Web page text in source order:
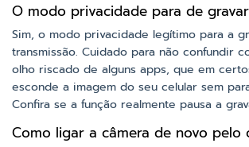
O modo privacidade para de
Sim, o modo privacidade legítimo para a
transmissão. Cuidado para não confundir
olho riscado de alguns apps, que em
esconde a imagem do seu celular sem
Confira se a função realmente pausa a
Como ligar a câmera de novo pelo